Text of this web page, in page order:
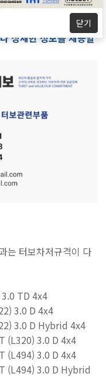
터
지 않습니다.
상세한 정보를 제공할
는 터보차저규격이 다
3.0 TD 4x4
3.0 D 4x4
3.0 D Hybrid 4x4
(L320) 3.0 D 4x4
(L494) 3.0 D 4x4
(L494) 3.0 D Hybrid
닫기